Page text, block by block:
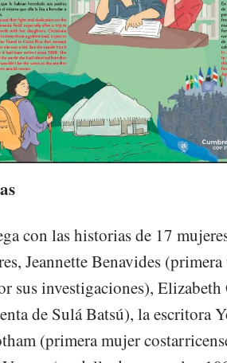
con las historias de 17
Jeannette Benavides
sus investigaciones),
de Sulá Batsú), la escritora
(primera mujer